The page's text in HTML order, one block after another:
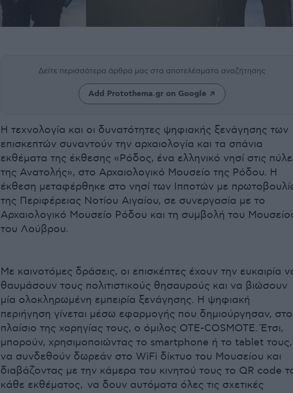
Δείτε περισσότερα άρθρα μας στα αποτελέσματα αναζήτησης
Add Protothema.gr on Google
Η τεχνολογία και οι δυνατότητες ψηφιακής ξενάγησης των
επισκεπτών συναντούν την αρχαιολογία και τα σπάνια
εκθέματα της έκθεσης «Ρόδος, ένα ελληνικό νησί στις
της Ανατολής», στο Αρχαιολογικό Μουσείο της Ρόδου. Η
έκθεση μεταφέρθηκε στο νησί των Ιπποτών με
της Περιφέρειας Νοτίου Αιγαίου, σε συνεργασία με το
Αρχαιολογικό Μουσείο Ρόδου και τη συμβολή του
του Λούβρου.
Με καινοτόμες δράσεις, οι επισκέπτες έχουν την ευκαιρία
θαυμάσουν τους πολιτιστικούς θησαυρούς και να βιώσουν
μία ολοκληρωμένη εμπειρία ξενάγησης. Η ψηφιακή
περιήγηση γίνεται μέσω εφαρμογής που δημιούργησαν, στο
πλαίσιο της χορηγίας τους, ο όμιλος ΟΤΕ-COSMOTE. Έτσι,
μπορούν, χρησιμοποιώντας το smartphone ή το tablet τους,
να συνδεθούν δωρεάν στο WiFi δίκτυο του Μουσείου και
διαβάζοντας με την κάμερα του κινητού τους το QR code
κάθε εκθέματος, να δουν αυτόματα όλες τις σχετικές